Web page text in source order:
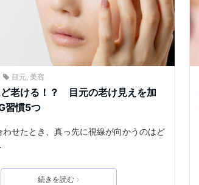
目元, 美容
ど老ける！？ 目元の老け見えを加
習慣5つ
わせたとき、真っ先に視線が向かうのはど
続きを読む